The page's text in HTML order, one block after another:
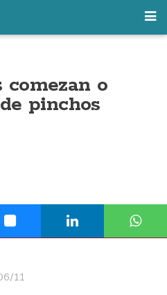
comezan o
pinchos
11